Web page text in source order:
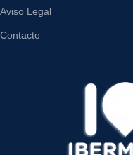
Aviso Legal
Contacto